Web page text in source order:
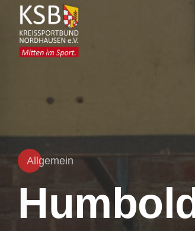
Allgemein